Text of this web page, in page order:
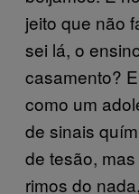
jeito que não
sei lá, o
casamento?
como um
de sinais
de tesão,
rimos do